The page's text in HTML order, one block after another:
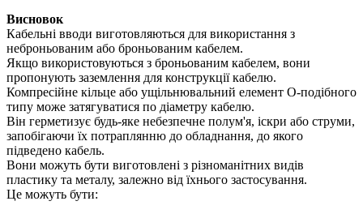
Висновок
Кабельні вводи виготовляються для використання з
неброньованим або броньованим кабелем.
Якщо використовуються з броньованим кабелем, вони
пропонують заземлення для конструкції кабелю.
Компресійне кільце або ущільнювальний елемент O-подібного
типу може затягуватися по діаметру кабелю.
Він герметизує будь-яке небезпечне полум'я, іскри або струми,
запобігаючи їх потраплянню до обладнання, до якого
підведено кабель.
Вони можуть бути виготовлені з різноманітних видів
пластику та металу, залежно від їхнього застосування.
Це можуть бути: